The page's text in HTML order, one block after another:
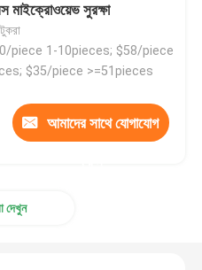
মাইক্রোওয়েভ সুরক্ষা
piece 1-10pieces; $58/piece
$35/piece >=51pieces
আমাদের সাথে যোগাযোগ